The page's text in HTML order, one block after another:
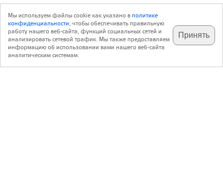
подпишитесь на наш
телеграм @archi_ru
✕
с 20 июля 1999 г.
Мы используем файлы cookie как указано вполитике
конфиденциальности, чтобы обеспечивать правильную
работу нашего веб-сайта, функций социальных сетей и
анализировать сетевой трафик. Мы также предоставляем
информацию об использовании вами нашего веб-сайта
аналитическим системам.
Принять